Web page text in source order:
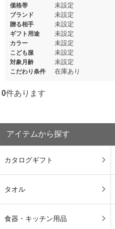
価格帯 未設定
ブランド 未設定
贈る相手 未設定
ギフト用途 未設定
カラー 未設定
こども服 未設定
対象月齢 未設定
こだわり条件 在庫あり
0件あります
アイテムから探す
カタログギフト
タオル
食器・キッチン用品